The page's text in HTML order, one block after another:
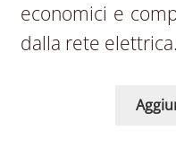
economici e
dalla rete